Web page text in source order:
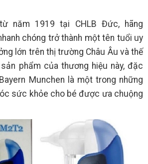
năm 1919 tại CHLB Đức, hãng
chóng trở thành một tên tuổi uy
lớn trên thị trường Châu Âu và thế
phẩm của thương hiệu này, đặc
Munchen là một trong những
sức khỏe cho bé được ưa chuộng